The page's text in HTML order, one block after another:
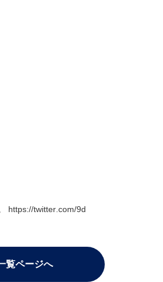
https://twitter.com/9d
覧ページへ